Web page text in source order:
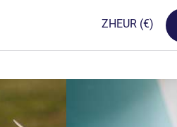
ZHEUR (€)